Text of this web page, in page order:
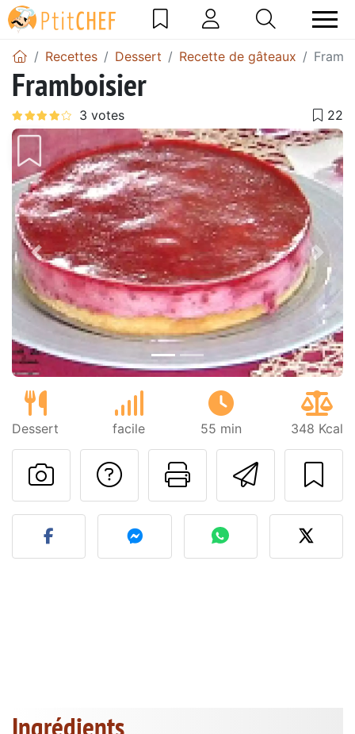
Recettes Dessert Recette de gâteaux
Framboisier
Précédent
Dessert facile 55 min 348 Kcal
Imprimer
Poser une
Publier votre photo de